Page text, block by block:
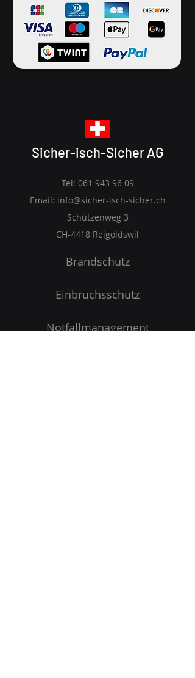
Sicher-isch-Sicher AG
Tel: 061 943 96 09
Email: info@sicher-isch-sicher.ch
Schützenweg 3
CH-4418 Reigoldswil
Brandschutz
Einbruchsschutz
Notfallmanagement